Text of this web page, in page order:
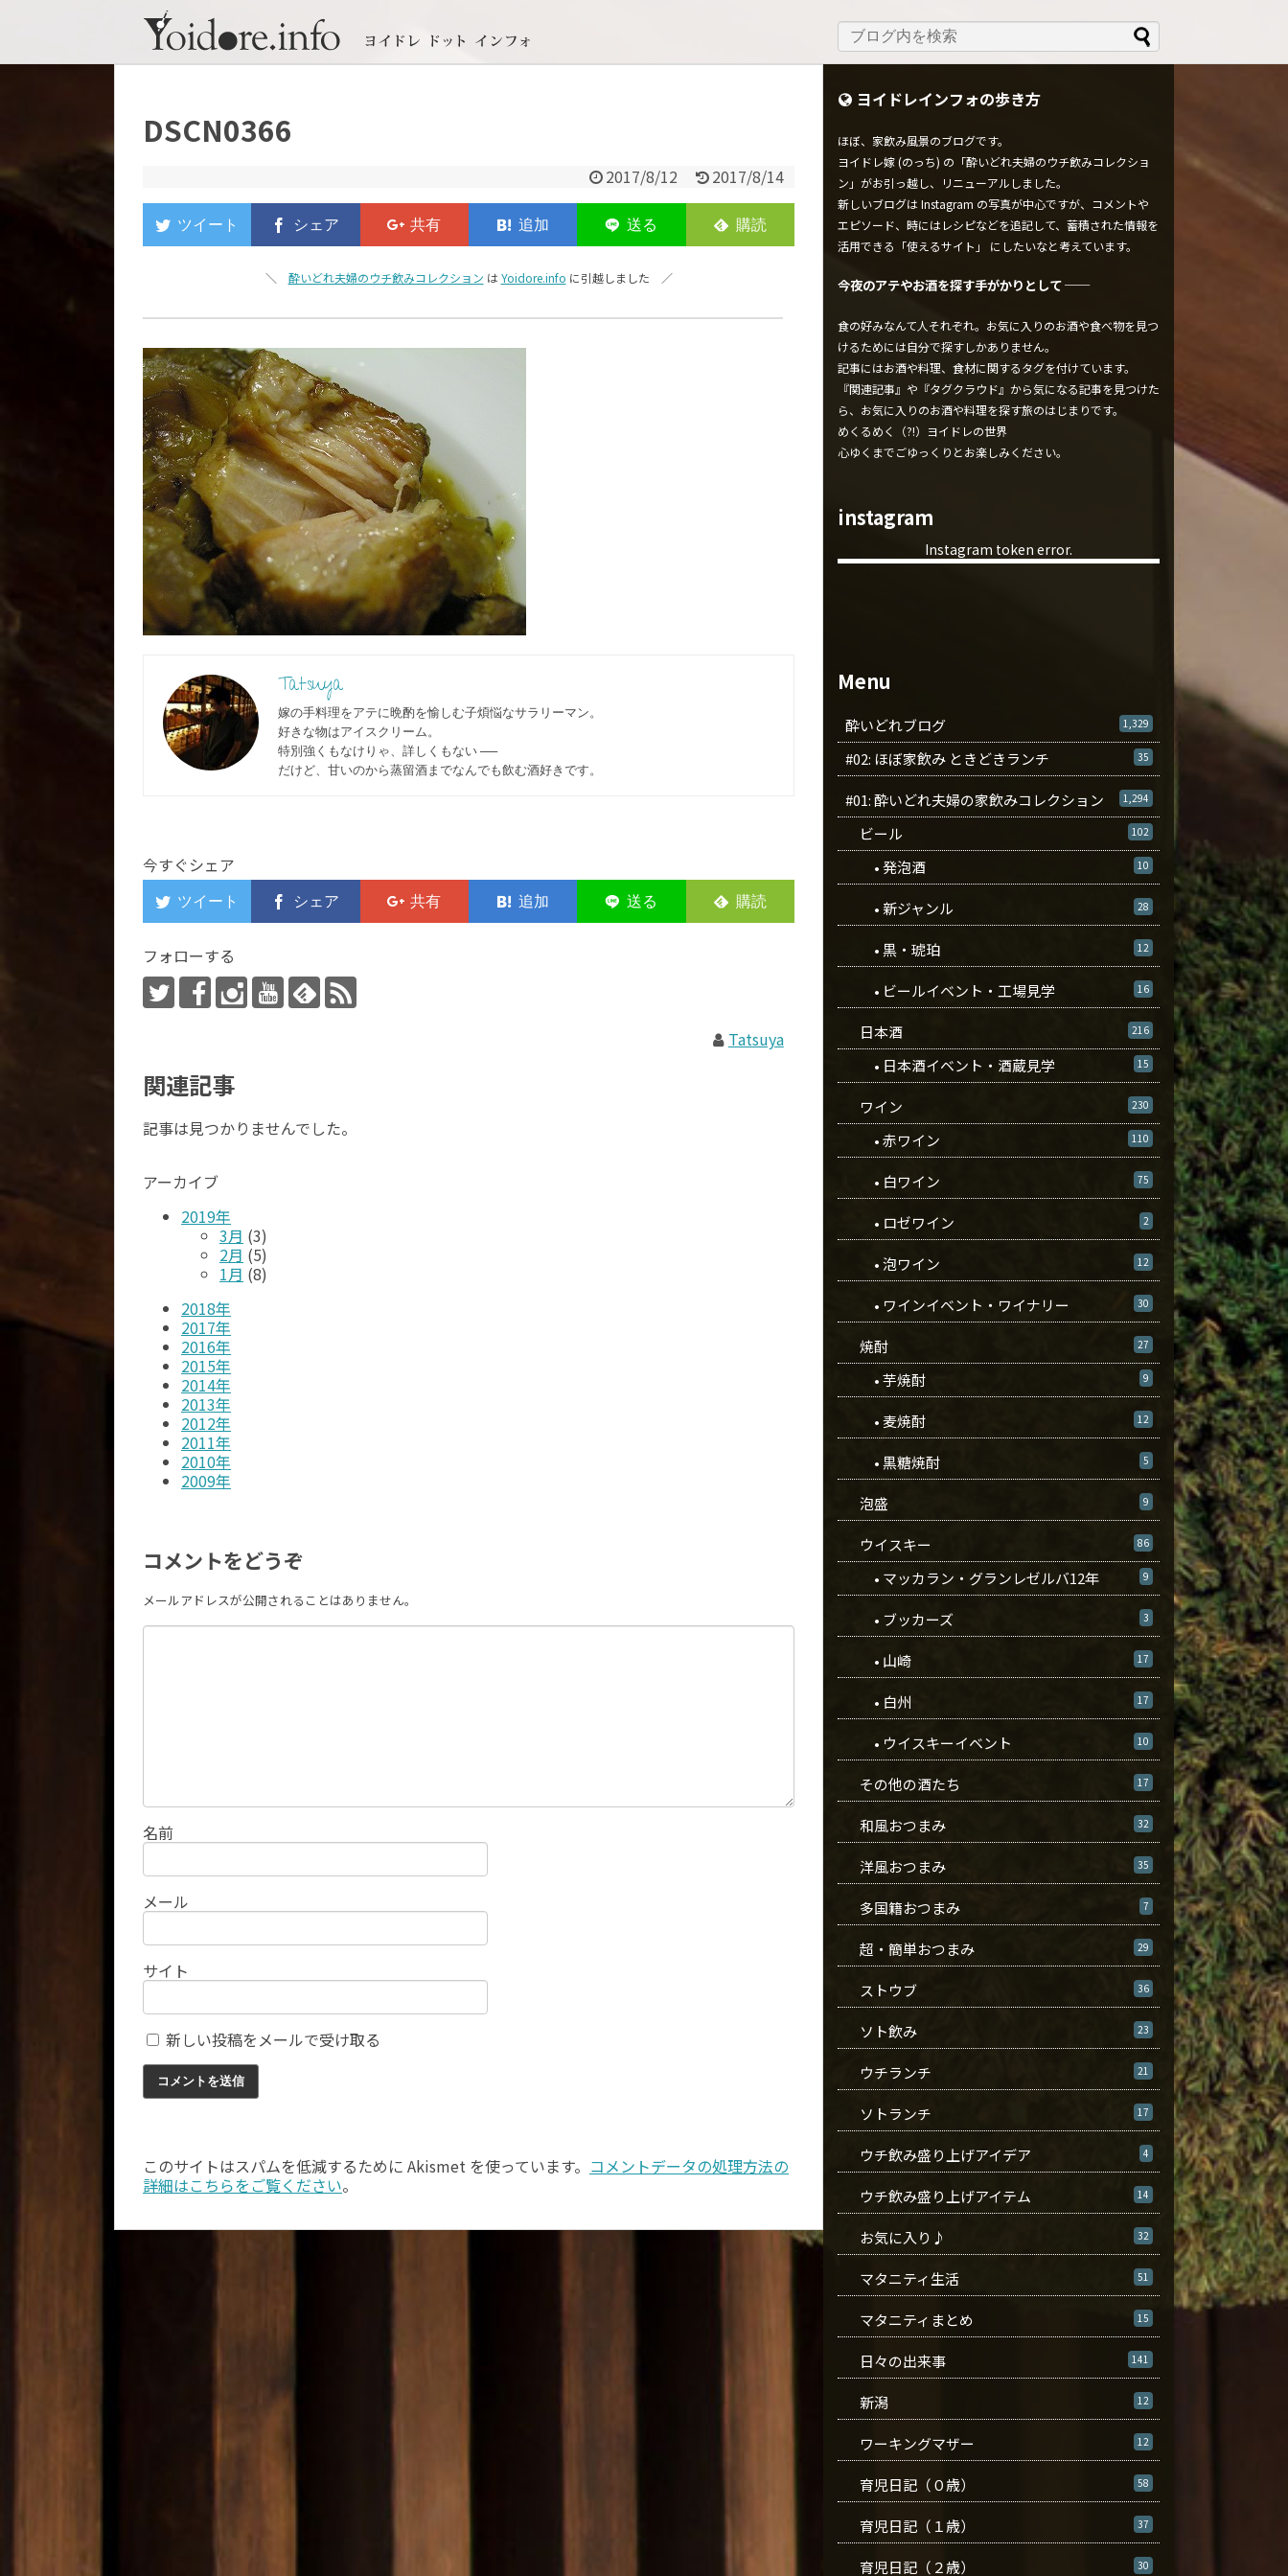
DSCN0366
2017/8/12 2017/8/14
＼ 酔いどれ夫婦のウチ飲みコレクション は Yoidore.info に引越しました ／
Tatsuya
嫁の手料理をアテに晩酌を愉しむ子煩悩なサラリーマン。
好きな物はアイスクリーム。
特別強くもなけりゃ、詳しくもない ──
だけど、甘いのから蒸留酒までなんでも飲む酒好きです。
今すぐシェア
フォローする
Tatsuya
関連記事
記事は見つかりませんでした。
アーカイブ
2019年
3月 (3)
2月 (5)
1月 (8)
2018年
2017年
2016年
2015年
2014年
2013年
2012年
2011年
2010年
2009年
コメントをどうぞ
メールアドレスが公開されることはありません。
名前
メール
サイト
新しい投稿をメールで受け取る
このサイトはスパムを低減するために Akismet を使っています。 コメントデータの処理方法の
詳細はこちらをご覧ください。
ヨイドレインフォの歩き方
ほぼ、家飲み風景のブログです。
ヨイドレ嫁 (のっち) の「酔いどれ夫婦のウチ飲みコレクショ
ン」がお引っ越し、リニューアルしました。
新しいブログは Instagram の写真が中心ですが、コメントや
エピソード、時にはレシピなどを追記して、蓄積された情報を
活用できる「使えるサイト」 にしたいなと考えています。
今夜のアテやお酒を探す手がかりとして ──
食の好みなんて人それぞれ。お気に入りのお酒や食べ物を見つ
けるためには自分で探すしかありません。
記事にはお酒や料理、食材に関するタグを付けています。
『関連記事』や『タグクラウド』から気になる記事を見つけた
ら、お気に入りのお酒や料理を探す旅のはじまりです。
めくるめく（?!）ヨイドレの世界
心ゆくまでごゆっくりとお楽しみください。
instagram
Instagram token error.
Menu
酔いどれブログ 1,329
#02: ほぼ家飲み ときどきランチ 35
#01: 酔いどれ夫婦の家飲みコレクション 1,294
ビール 102
• 発泡酒 10
• 新ジャンル 28
• 黒・琥珀 12
• ビールイベント・工場見学 16
日本酒 216
• 日本酒イベント・酒蔵見学 15
ワイン 230
• 赤ワイン 110
• 白ワイン 75
• ロゼワイン 2
• 泡ワイン 12
• ワインイベント・ワイナリー 30
焼酎 27
• 芋焼酎 9
• 麦焼酎 12
• 黒糖焼酎 5
泡盛 9
ウイスキー 86
• マッカラン・グランレゼルバ12年 9
• ブッカーズ 3
• 山崎 17
• 白州 17
• ウイスキーイベント 10
その他の酒たち 17
和風おつまみ 32
洋風おつまみ 35
多国籍おつまみ 7
超・簡単おつまみ 29
ストウブ 36
ソト飲み 23
ウチランチ 21
ソトランチ 17
ウチ飲み盛り上げアイデア 4
ウチ飲み盛り上げアイテム 14
お気に入り♪ 32
マタニティ生活 51
マタニティまとめ 15
日々の出来事 141
新潟 12
ワーキングマザー 12
育児日記（０歳） 58
育児日記（１歳） 37
育児日記（２歳） 30